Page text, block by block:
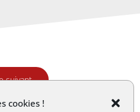
cookies !
suivant→